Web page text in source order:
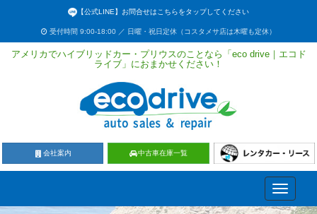
【公式LINE】お問合せはこちらをタップしてください
受付時間 9:00-18:00 ／ 日曜・祝日定休（コスタメサ店は木曜も定休）
アメリカでハイブリッドカー・プリウスのことなら「eco drive｜エコド
ライブ」におまかせください！
会社案内 中古車在庫一覧
Toggle